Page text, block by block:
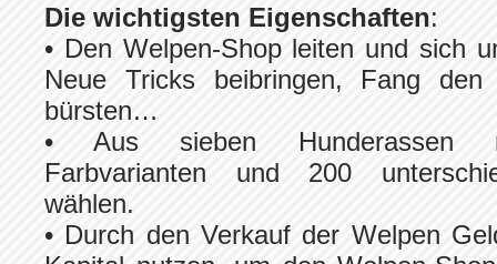
Die wichtigsten Eigenschaften:
• Den Welpen-Shop leiten und sich
Neue Tricks beibringen, Fang
bürsten…
• Aus sieben Hunderassen
Farbvarianten und 200
wählen.
• Durch den Verkauf der Welpen